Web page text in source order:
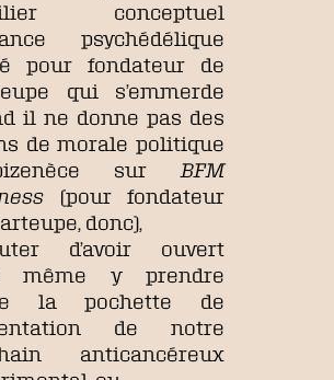
conceptuel
psychédélique
pour fondateur de
qui s’emmerde
il ne donne pas des
de morale politique
bizenèce sur BFM
(pour fondateur
donc),
d’avoir ouvert
même y prendre
la pochette de
de notre
anticancéreux